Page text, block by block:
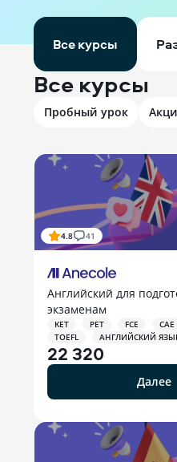
Все курсы
Все курсы
Пробный урок
4.8 41
Английский для
экзаменам
KET PET FCE CAE
TOEFL
АНГЛИЙСКИЙ
22 320
Далее